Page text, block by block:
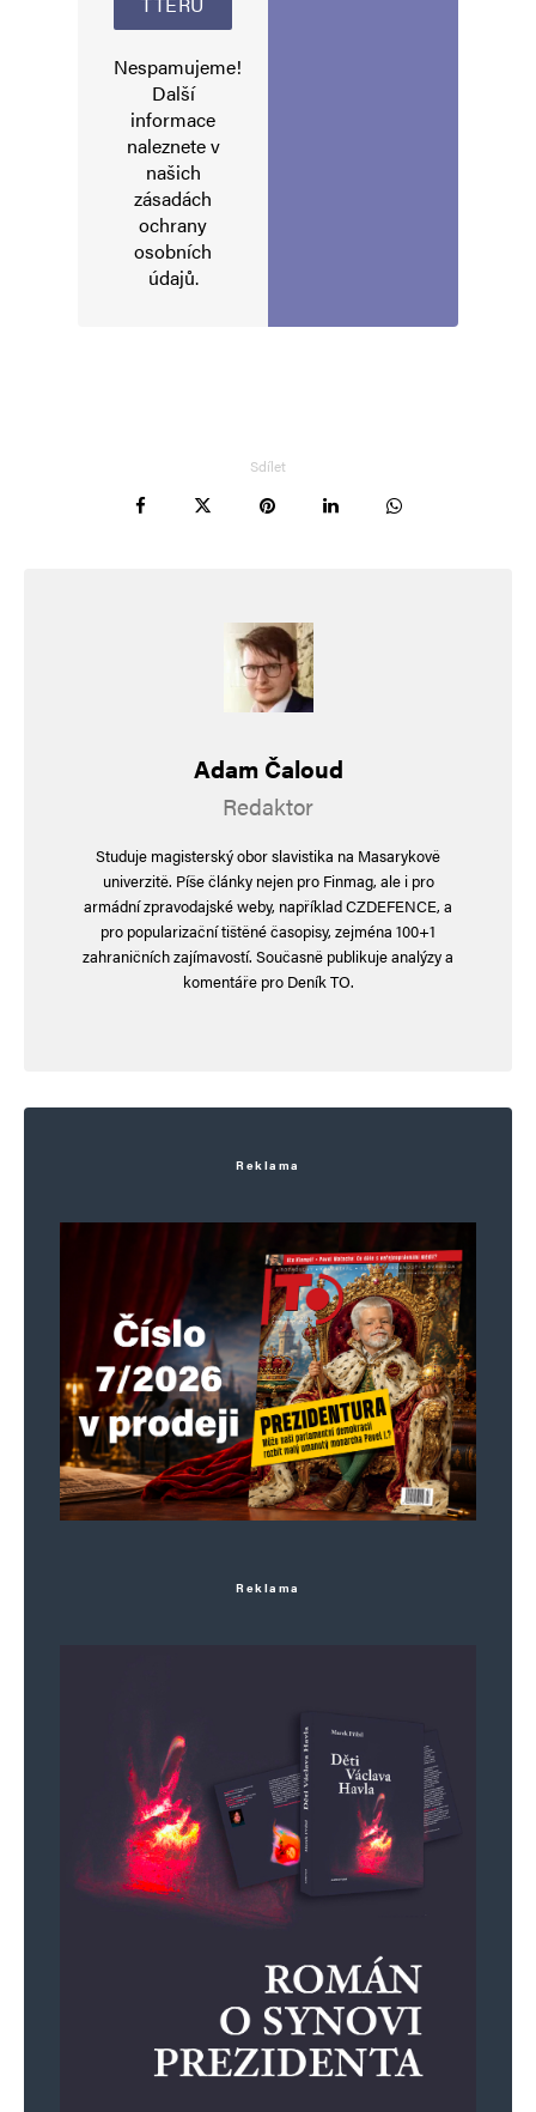
Informujte mě o nových příspěvcích e-mailem.
Nespamujeme!
Další
informace
naleznete v
našich
zásadách
ochrany
osobních
údajů.
Sdílet
Adam Čaloud
Redaktor
Studuje magisterský obor slavistika na Masarykově
univerzitě. Píše články nejen pro Finmag, ale i pro
armádní zpravodajské weby, například CZDEFENCE, a
pro popularizační tištěné časopisy, zejména 100+1
zahraničních zajímavostí. Současně publikuje analýzy a
komentáře pro Deník TO.
Reklama
Reklama